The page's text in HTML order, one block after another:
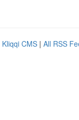
Kliqqi CMS | All RSS